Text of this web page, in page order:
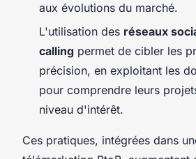
aux évolutions du marché.
L'utilisation des réseaux
calling permet de cibler les
précision, en exploitant les
pour comprendre leurs
niveau d'intérêt.
Ces pratiques, intégrées dans